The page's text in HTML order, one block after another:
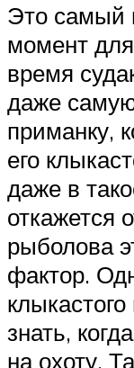
Это самый
момент
время
даже
приманку,
его
даже в
откажется
рыболова
фактор.
знать,
на охоту.